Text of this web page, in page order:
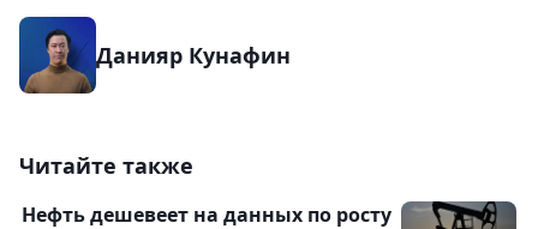
Данияр Кунафин
Читайте также
Нефть дешевеет на данных по росту